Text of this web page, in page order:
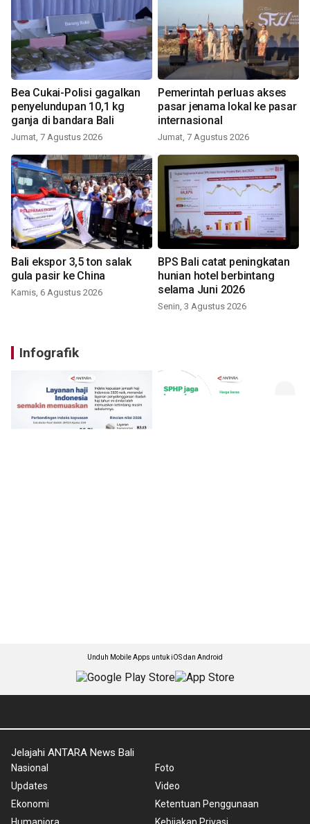
Bea Cukai-Polisi gagalkan
penyelundupan 10,1 kg
ganja di bandara Bali
Jumat, 7 Agustus 2026
Pemerintah perluas akses
pasar jenama lokal ke pasar
internasional
Jumat, 7 Agustus 2026
Bali ekspor 3,5 ton salak
gula pasir ke China
Kamis, 6 Agustus 2026
BPS Bali catat peningkatan
hunian hotel berbintang
selama Juni 2026
Senin, 3 Agustus 2026
Infografik
Unduh Mobile Apps untuk iOS dan Android
Jelajahi ANTARA News Bali
Nasional
Updates
Ekonomi
Humaniora
Foto
Video
Ketentuan Penggunaan
Kebijakan Privasi